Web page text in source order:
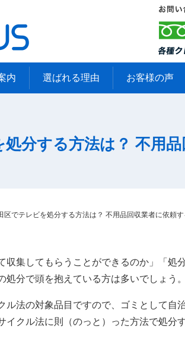
内 選ばれる理由 お客様の声
区でテレビを処分する方法は？ 不用品回収業者に依頼す
分する方法は？ 不用
収集してもらうことができるのか」「処
処分で頭を抱えている方は多いでしょう。
ル法の対象品目ですので、ゴミとして自
イクル法に則（のっと）った方法で処分